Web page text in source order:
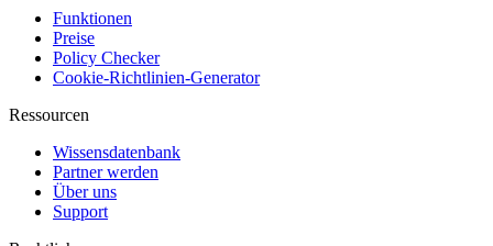
Funktionen
Preise
Policy Checker
Cookie-Richtlinien-Generator
Ressourcen
Wissensdatenbank
Partner werden
Über uns
Support